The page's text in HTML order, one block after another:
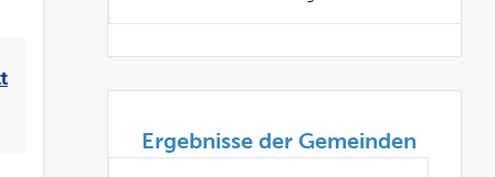
Ergebnisse der Gemeinden